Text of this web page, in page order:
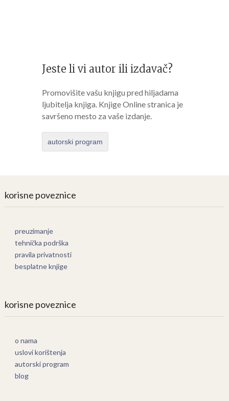
Jeste li vi autor ili izdavač?
Promovišite vašu knjigu pred hiljadama
ljubitelja knjiga. Knjige Online stranica je
savršeno mesto za vaše izdanje.
autorski program
korisne poveznice
preuzimanje
tehnička podrška
pravila privatnosti
besplatne knjige
korisne poveznice
o nama
uslovi korištenja
autorski program
blog